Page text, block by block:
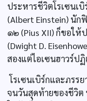
ประหารชีวิตโรเซนเ
(Albert Einstein) นั
๑๒ (Pius XII) ก็ขอให้
(Dwight D.
สองแต่ไอเซนฮาวร์ปฏิ
โรเซนเบิร์กและภรร
จนวันสุดท้ายของชีวิต